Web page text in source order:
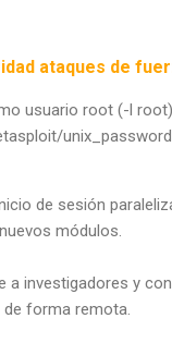
ataques de
usuario root (-l
de sesión
módulos.
a investigadores y
forma remota.